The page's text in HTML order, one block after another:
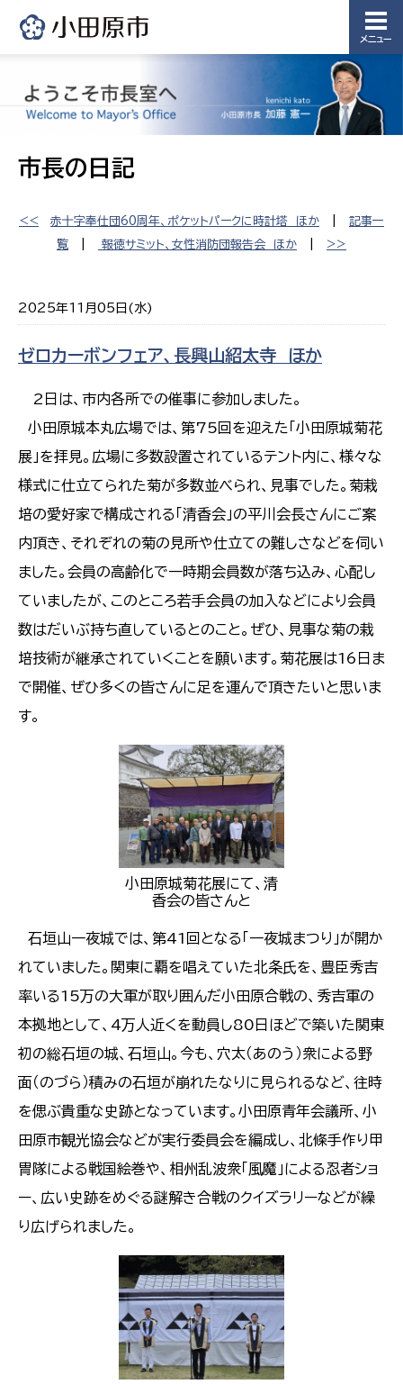
メニュー
市長の日記
<< 赤十字奉仕団60周年、ポケットパークに時計塔 ほか
記事一
覧
報徳サミット、女性消防団報告会 ほか >>
2025年11月05日(水)
ゼロカーボンフェア、長興山紹太寺 ほか
2日は、市内各所での催事に参加しました。
小田原城本丸広場では、第75回を迎えた「小田原城菊花
展」を拝見。広場に多数設置されているテント内に、様々な
様式に仕立てられた菊が多数並べられ、見事でした。菊栽
培の愛好家で構成される「清香会」の平川会長さんにご案
内頂き、それぞれの菊の見所や仕立ての難しさなどを伺い
ました。会員の高齢化で一時期会員数が落ち込み、心配し
ていましたが、このところ若手会員の加入などにより会員
数はだいぶ持ち直しているとのこと。ぜひ、見事な菊の栽
培技術が継承されていくことを願います。菊花展は16日ま
で開催、ぜひ多くの皆さんに足を運んで頂きたいと思いま
す。
小田原城菊花展にて、清
香会の皆さんと
石垣山一夜城では、第41回となる「一夜城まつり」が開か
れていました。関東に覇を唱えていた北条氏を、豊臣秀吉
率いる15万の大軍が取り囲んだ小田原合戦の、秀吉軍の
本拠地として、4万人近くを動員し80日ほどで築いた関東
初の総石垣の城、石垣山。今も、穴太（あのう）衆による野
面（のづら）積みの石垣が崩れたなりに見られるなど、往時
を偲ぶ貴重な史跡となっています。小田原青年会議所、小
田原市観光協会などが実行委員会を編成し、北條手作り甲
冑隊による戦国絵巻や、相州乱波衆「風魔」による忍者ショ
ー、広い史跡をめぐる謎解き合戦のクイズラリーなどが繰
り広げられました。